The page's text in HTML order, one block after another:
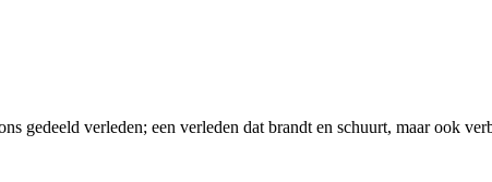
gedeeld verleden; een verleden dat brandt en schuurt, maar ook